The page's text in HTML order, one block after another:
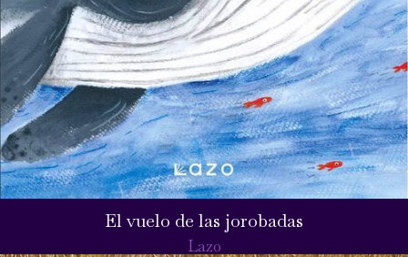
El vuelo de las jorobadas
Lazo